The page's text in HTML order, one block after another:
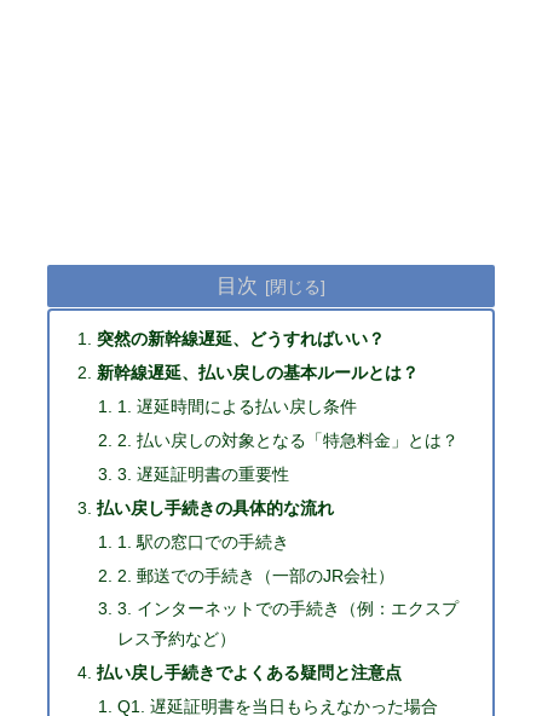
目次
突然の新幹線遅延、どうすればいい？
新幹線遅延、払い戻しの基本ルールとは？
1. 遅延時間による払い戻し条件
2. 払い戻しの対象となる「特急料金」とは？
3. 遅延証明書の重要性
払い戻し手続きの具体的な流れ
1. 駅の窓口での手続き
2. 郵送での手続き（一部のJR会社）
3. インターネットでの手続き（例：エクスプ
レス予約など）
払い戻し手続きでよくある疑問と注意点
Q1. 遅延証明書を当日もらえなかった場合